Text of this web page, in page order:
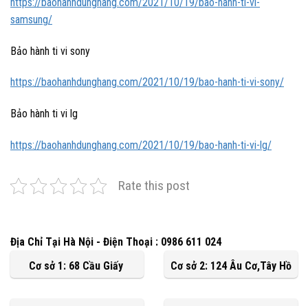
samsung/
Bảo hành ti vi sony
https://baohanhdunghang.com/2021/10/19/bao-hanh-ti-vi-sony/
Bảo hành ti vi lg
https://baohanhdunghang.com/2021/10/19/bao-hanh-ti-vi-lg/
Rate this post
Địa Chỉ Tại Hà Nội - Điện Thoại : 0986 611 024
Cơ sở 1: 68 Cầu Giấy
Cơ sở 2: 124 Âu Cơ,Tây Hồ